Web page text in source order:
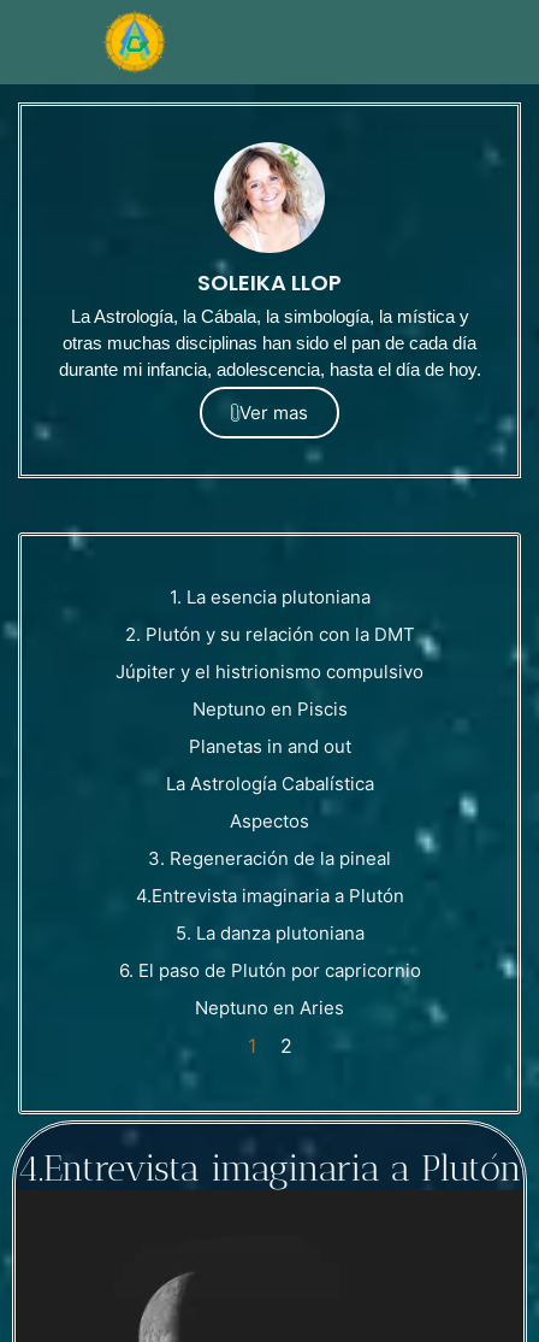
SOLEIKA LLOP
La Astrología, la Cábala, la simbología, la mística y
otras muchas disciplinas han sido el pan de cada día
durante mi infancia, adolescencia, hasta el día de hoy.
Ver mas
1. La esencia plutoniana
2. Plutón y su relación con la DMT
Júpiter y el histrionismo compulsivo
Neptuno en Piscis
Planetas in and out
La Astrología Cabalística
Aspectos
3. Regeneración de la pineal
4.Entrevista imaginaria a Plutón
5. La danza plutoniana
6. El paso de Plutón por capricornio
Neptuno en Aries
1 2
4.Entrevista imaginaria a Plutón